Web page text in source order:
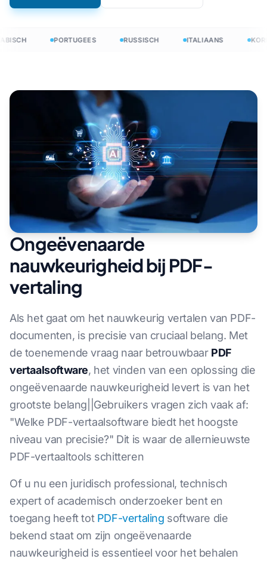
PORTUGEES RUSSISCH ITALIAANS
Ongeëvenaarde
nauwkeurigheid bij PDF-
vertaling
Als het gaat om het nauwkeurig vertalen van PDF-
documenten, is precisie van cruciaal belang. Met
de toenemende vraag naar betrouwbaar PDF
vertaalsoftware, het vinden van een oplossing die
ongeëvenaarde nauwkeurigheid levert is van het
grootste belang||Gebruikers vragen zich vaak af:
"Welke PDF-vertaalsoftware biedt het hoogste
niveau van precisie?" Dit is waar de allernieuwste
PDF-vertaaltools schitteren
Of u nu een juridisch professional, technisch
expert of academisch onderzoeker bent en
toegang heeft tot PDF-vertaling software die
bekend staat om zijn ongeëvenaarde
nauwkeurigheid is essentieel voor het behalen